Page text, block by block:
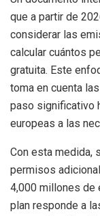
que a partir de
considerar las
calcular cuántos
gratuita. Este
toma en cuenta
paso significativo
europeas a las
Con esta medida,
permisos
4,000 millones de
plan responde a